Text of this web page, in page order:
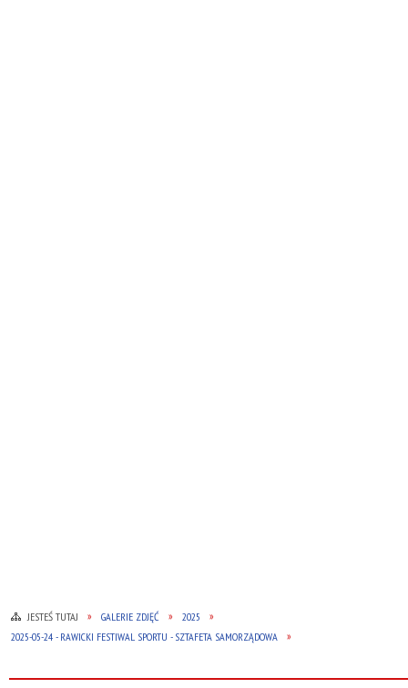
JESTEŚ TUTAJ GALERIE ZDJĘĆ
2025
2025-05-24 - RAWICKI FESTIWAL SPORTU - SZTAFETA SAMORZĄDOWA